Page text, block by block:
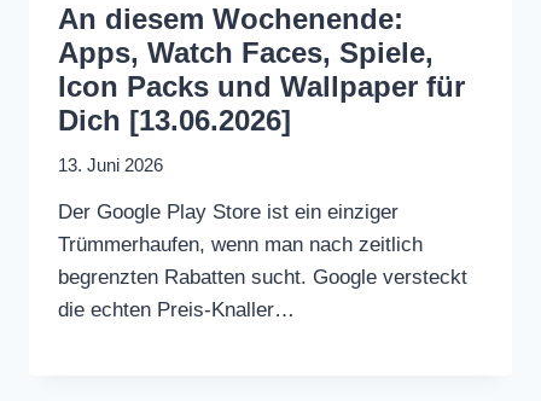
An diesem Wochenende:
Apps, Watch Faces, Spiele,
Icon Packs und Wallpaper für
Dich [13.06.2026]
13. Juni 2026
Der Google Play Store ist ein einziger
Trümmerhaufen, wenn man nach zeitlich
begrenzten Rabatten sucht. Google versteckt
die echten Preis-Knaller…